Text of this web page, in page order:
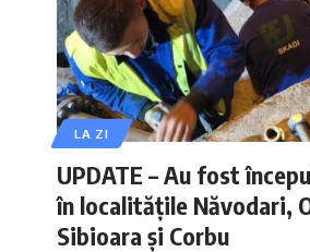
LA ZI
UPDATE – Au fost
în localitățile Năvodari,
Sibioara și Corbu